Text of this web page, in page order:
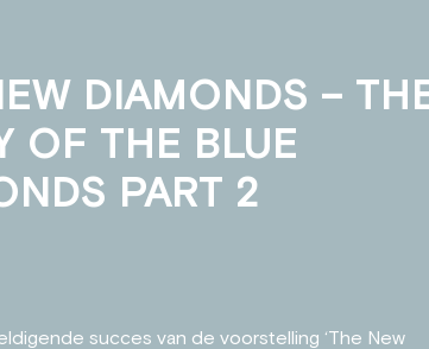
DIAMONDS –
OF THE BLUE
PART 2
succes van de voorstelling ‘The New